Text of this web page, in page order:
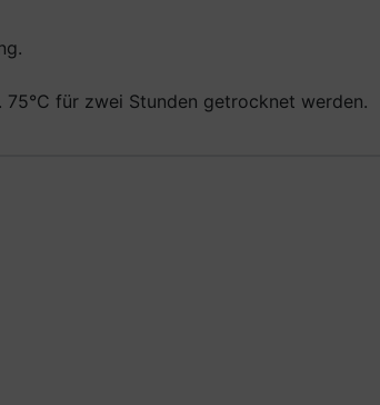
für zwei Stunden getrocknet werden.